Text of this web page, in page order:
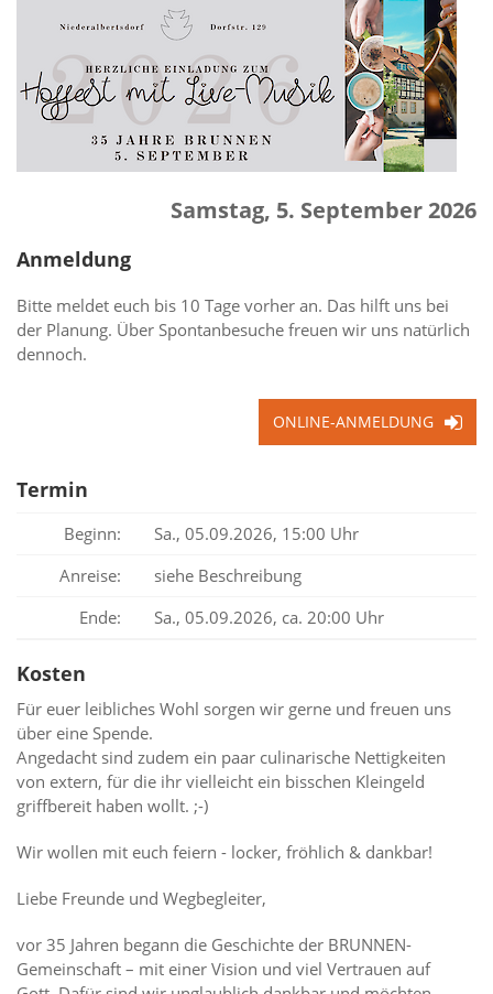
Samstag, 5. September 2026
Anmeldung
Bitte meldet euch bis 10 Tage vorher an. Das hilft uns bei
der Planung. Über Spontanbesuche freuen wir uns natürlich
dennoch.
ONLINE-ANMELDUNG
Termin
Beginn:
Sa., 05.09.2026, 15:00 Uhr
Anreise:
siehe Beschreibung
Ende:
Sa., 05.09.2026, ca. 20:00 Uhr
Kosten
Für euer leibliches Wohl sorgen wir gerne und freuen uns
über eine Spende.
Angedacht sind zudem ein paar culinarische Nettigkeiten
von extern, für die ihr vielleicht ein bisschen Kleingeld
griffbereit haben wollt. ;-)
Wir wollen mit euch feiern - locker, fröhlich & dankbar!
Liebe Freunde und Wegbegleiter,
vor 35 Jahren begann die Geschichte der BRUNNEN-
Gemeinschaft – mit einer Vision und viel Vertrauen auf